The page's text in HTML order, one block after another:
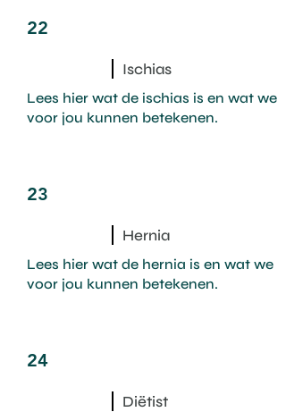
22
Ischias
Lees hier wat de ischias is en wat we
voor jou kunnen betekenen.
23
Hernia
Lees hier wat de hernia is en wat we
voor jou kunnen betekenen.
24
Diëtist